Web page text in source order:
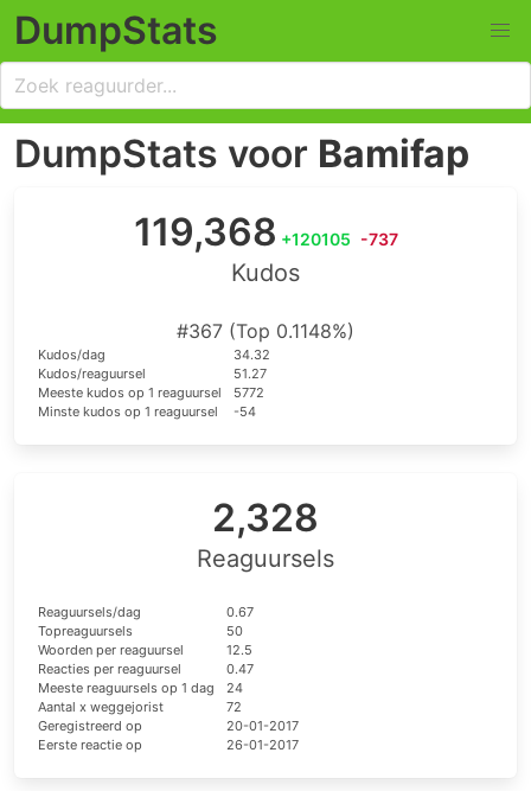
DumpStats
DumpStats voor Bamifap
119,368 +120105 -737
Kudos
#367 (Top 0.1148%)
Kudos/dag
34.32
Kudos/reaguursel
51.27
Meeste kudos op 1 reaguursel
5772
Minste kudos op 1 reaguursel
-54
2,328
Reaguursels
Reaguursels/dag
0.67
Topreaguursels
50
Woorden per reaguursel
12.5
Reacties per reaguursel
0.47
Meeste reaguursels op 1 dag
24
Aantal x weggejorist
72
Geregistreerd op
20-01-2017
Eerste reactie op
26-01-2017